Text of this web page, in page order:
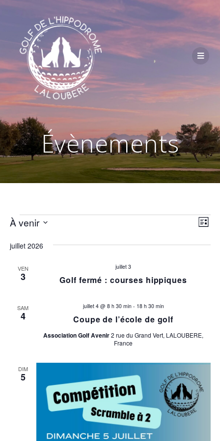
Passer
contenu
Évènements
Évènements
N
a
a
i
o
n
N
n
e
Liste
À venir
une
juillet 2026
VEN
3 Golf fermé : courses hippiques
juillet 3
SAM
4 Coupe de l’école de golf
juillet 4 @ 8 h 30 min- 18 h 30 min
Association Golf Avenir2 rue du Grand Vert, LALOUBERE,
France
DIM
5